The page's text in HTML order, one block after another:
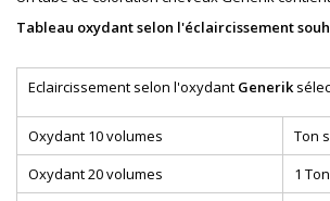
Tableau oxydant selon l'éclaircissement
Eclaircissement selon l'oxydant Generik
Oxydant 10 volumes
Ton
Oxydant 20 volumes
1 Ton